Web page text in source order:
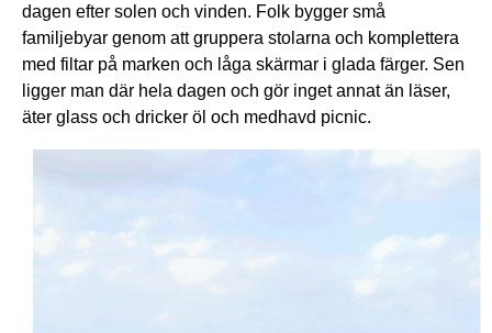
dagen efter solen och vinden. Folk bygger små
familjebyar genom att gruppera stolarna och komplettera
med filtar på marken och låga skärmar i glada färger. Sen
ligger man där hela dagen och gör inget annat än läser,
äter glass och dricker öl och medhavd picnic.